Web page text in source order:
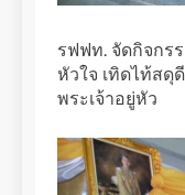
รฟฟท. จัดกิจกร
หัวใจ เทิดไท้สดุ
พระเจ้าอยู่หัว